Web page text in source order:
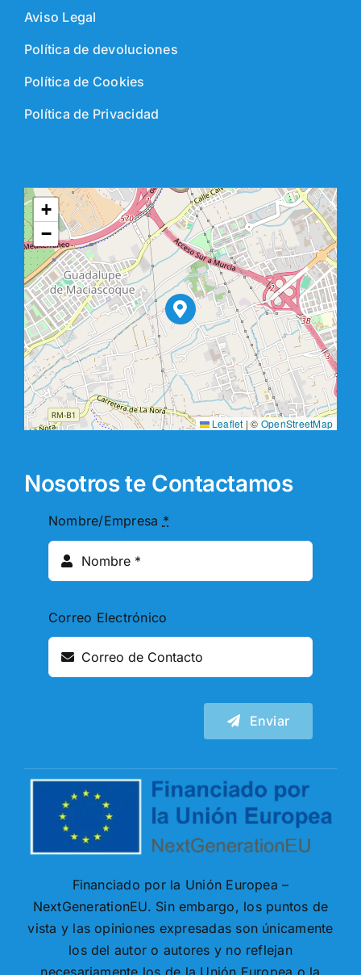
Aviso Legal
Política de devoluciones
Política de Cookies
Política de Privacidad
+
−
Leaflet |©OpenStreetMap
Nosotros te Contactamos
Nombre/Empresa *
Correo Electrónico
Enviar
Financiado por la Unión Europea –
NextGenerationEU. Sin embargo, los puntos de
vista y las opiniones expresadas son únicamente
los del autor o autores y no reflejan